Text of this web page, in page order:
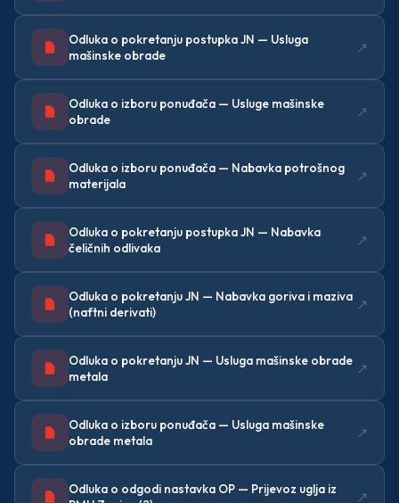
Odluka o pokretanju postupka JN — Usluga
mašinske obrade
↗
Odluka o izboru ponuđača — Usluge mašinske
obrade
↗
Odluka o izboru ponuđača — Nabavka potrošnog
materijala
↗
Odluka o pokretanju postupka JN — Nabavka
čeličnih odlivaka
↗
Odluka o pokretanju JN — Nabavka goriva i maziva
(naftni derivati)
↗
Odluka o pokretanju JN — Usluga mašinske obrade
metala
↗
Odluka o izboru ponuđača — Usluga mašinske
obrade metala
↗
Odluka o odgodi nastavka OP — Prijevoz uglja iz
↗